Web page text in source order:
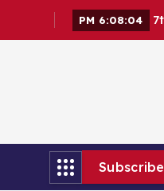
6:08:06 PM
Subscribe